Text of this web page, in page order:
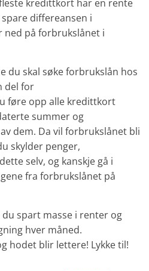
kredittkort har en rente
differeansen i
ned på forbrukslånet i
du skal søke forbrukslån hos
del for
føre opp alle kredittkort
summer og
dem. Da vil forbrukslånet bli
skylder penger,
selv, og kanskje gå i
fra forbrukslånet på
spart masse i renter og
hver måned.
hodet blir lettere! Lykke til!